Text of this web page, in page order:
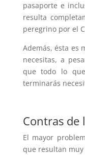
pasaporte e
resulta
peregrino por el
Además, ésta es
necesitas, a
que todo lo
terminarás
Contras de
El mayor
que resultan muy